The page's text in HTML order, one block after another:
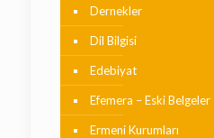
Dernekler
Dil Bilgisi
Edebiyat
Efemera – Eski Belgeler
Ermeni Kurumları